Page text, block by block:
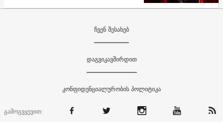
ჩვენ შესახებ
დაგვიკავშირდით
კონფიდენციალურობის პოლიტიკა
გამოგვყევით: